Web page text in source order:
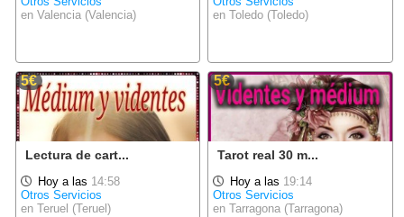
en Valencia (Valencia)
en Toledo (Toledo)
5€
Lectura de cart...
Hoy a las 14:58
Otros Servicios
en Teruel (Teruel)
5€
Tarot real 30 m...
Hoy a las 19:14
Otros Servicios
en Tarragona (Tarragona)